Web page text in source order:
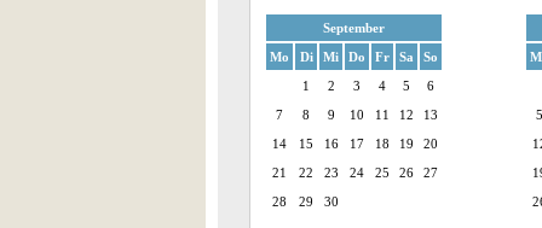
September
Mo
Di Mi Do Fr Sa
So
1
2 3 4 5
6
7
8 9 10 11 12
13
14
15 16 17 18 19
20
21
22 23 24 25 26
27
28
29 30
5